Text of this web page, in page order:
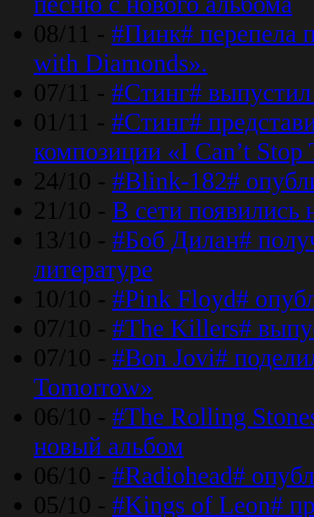
08/11 - #Пинк# перепела
with Diamonds».
07/11 - #Стинг#
01/11 - #Стинг#
композиции «I Can’t
24/10 - #Blink-182#
21/10 - В сети появились
13/10 - #Боб Дилан#
литературе
10/10 - #Pink Floyd#
07/10 - #The Killers#
07/10 - #Bon Jovi#
Tomorrow»
06/10 - #The Rolling
новый альбом
06/10 - #Radiohead#
05/10 - #Kings of Leon#